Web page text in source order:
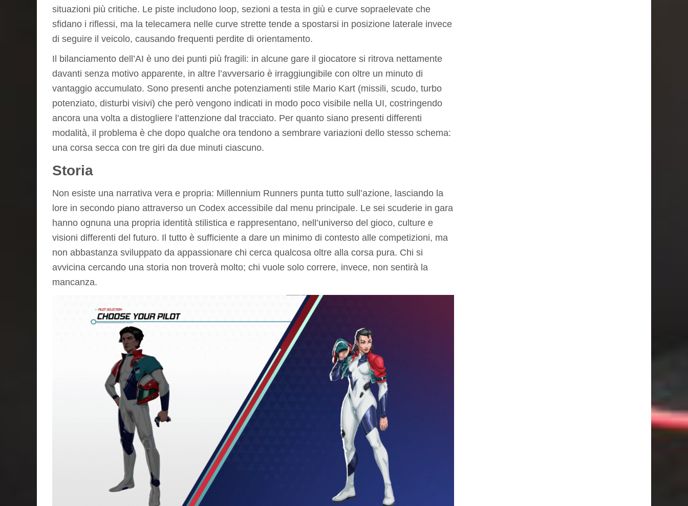
situazioni più critiche. Le piste includono loop, sezioni a testa in giù e curve sopraelevate che
sfidano i riflessi, ma la telecamera nelle curve strette tende a spostarsi in posizione laterale invece
di seguire il veicolo, causando frequenti perdite di orientamento.
Il bilanciamento dell’AI è uno dei punti più fragili: in alcune gare il giocatore si ritrova nettamente
davanti senza motivo apparente, in altre l’avversario è irraggiungibile con oltre un minuto di
vantaggio accumulato. Sono presenti anche potenziamenti stile Mario Kart (missili, scudo, turbo
potenziato, disturbi visivi) che però vengono indicati in modo poco visibile nella UI, costringendo
ancora una volta a distogliere l’attenzione dal tracciato. Per quanto siano presenti differenti
modalità, il problema è che dopo qualche ora tendono a sembrare variazioni dello stesso schema:
una corsa secca con tre giri da due minuti ciascuno.
Storia
Non esiste una narrativa vera e propria: Millennium Runners punta tutto sull’azione, lasciando la
lore in secondo piano attraverso un Codex accessibile dal menu principale. Le sei scuderie in gara
hanno ognuna una propria identità stilistica e rappresentano, nell’universo del gioco, culture e
visioni differenti del futuro. Il tutto è sufficiente a dare un minimo di contesto alle competizioni, ma
non abbastanza sviluppato da appassionare chi cerca qualcosa oltre alla corsa pura. Chi si
avvicina cercando una storia non troverà molto; chi vuole solo correre, invece, non sentirà la
mancanza.